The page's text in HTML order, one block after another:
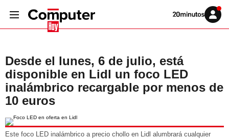
Volver
Iniciar
sesión
Desde el lunes, 6 de julio, está
disponible en Lidl un foco LED
inalámbrico recargable por menos de
10 euros
Este foco LED inalámbrico a precio chollo en Lidl alumbrará cualquier